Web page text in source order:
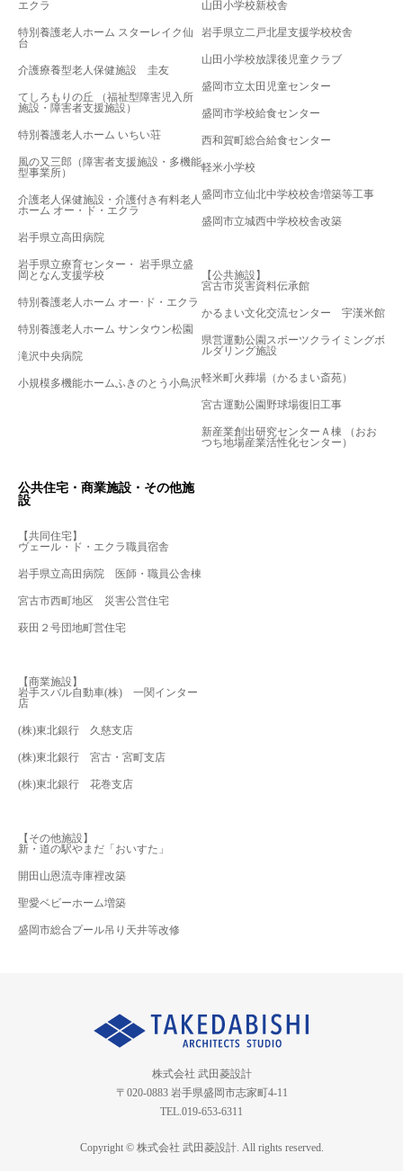
エクラ
特別養護老人ホーム スターレイク仙
台
介護療養型老人保健施設 圭友
てしろもりの丘 （福祉型障害児入所
施設・障害者支援施設）
特別養護老人ホーム いちい荘
風の又三郎（障害者支援施設・多機能
型事業所）
介護老人保健施設・介護付き有料老人
ホーム オー・ド・エクラ
岩手県立高田病院
岩手県立療育センター・ 岩手県立盛
岡となん支援学校
特別養護老人ホーム オー･ド・エクラ
特別養護老人ホーム サンタウン松園
滝沢中央病院
小規模多機能ホームふきのとう小鳥沢
山田小学校新校舎
岩手県立二戸北星支援学校校舎
山田小学校放課後児童クラブ
盛岡市立太田児童センター
盛岡市学校給食センター
西和賀町総合給食センター
軽米小学校
盛岡市立仙北中学校校舎増築等工事
盛岡市立城西中学校校舎改築
【公共施設】
宮古市災害資料伝承館
かるまい文化交流センター 宇漢米館
県営運動公園スポーツクライミングボ
ルダリング施設
軽米町火葬場（かるまい斎苑）
宮古運動公園野球場復旧工事
新産業創出研究センターＡ棟 （おお
つち地場産業活性化センター）
公共住宅・商業施設・その他施
設
【共同住宅】
ヴェール・ド・エクラ職員宿舎
岩手県立高田病院 医師・職員公舎棟
宮古市西町地区 災害公営住宅
萩田２号団地町営住宅
【商業施設】
岩手スバル自動車(株) 一関インター
店
(株)東北銀行 久慈支店
(株)東北銀行 宮古・宮町支店
(株)東北銀行 花巻支店
【その他施設】
新・道の駅やまだ「おいすた」
開田山恩流寺庫裡改築
聖愛ベビーホーム増築
盛岡市総合プール吊り天井等改修
株式会社 武田菱設計
〒020-0883 岩手県盛岡市志家町4-11
TEL.019-653-6311
Copyright © 株式会社 武田菱設計. All rights reserved.